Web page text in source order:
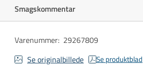
Smagskommentar
Varenummer: 29267809
Se originalbillede
Se produktblad